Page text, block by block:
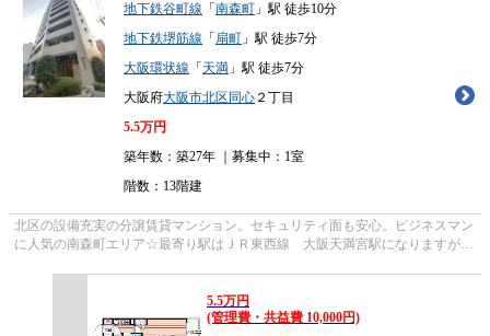
地下鉄谷町線 「 南森町 」駅 徒歩10分
地下鉄堺筋線 「 扇町 」駅 徒歩7分
大阪環状線 「 天満 」駅 徒歩7分
大阪府大阪市北区 同心 ２丁目
5.5万円
築年数：築27年 ｜募集中： 1室
階数：13階建
北区の設備充実の分譲賃貸マンション。セキュリティ面も安心。ビジネスマン
に人気の南森町エリア☆最寄り駅はＪＲ東西線 大阪天満宮駅になりますが、
5.5万円
(管理費・共益費 10,000円)